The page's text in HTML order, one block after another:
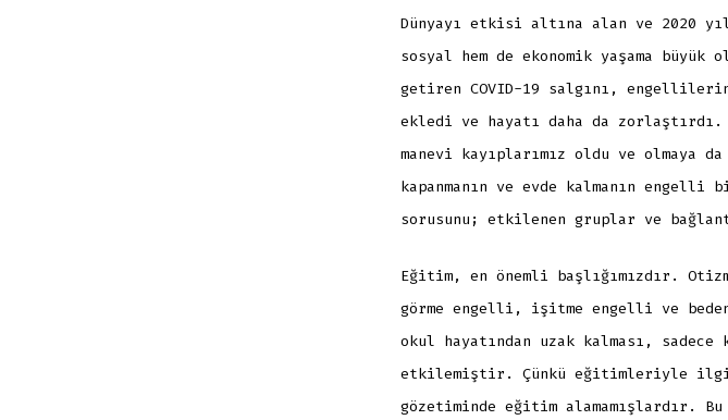
Dünyayı etkisi altına alan ve 2020
sosyal hem de ekonomik yaşama
getiren COVID-19 salgını,
ekledi ve hayatı daha da zorlaştırdı.
manevi kayıplarımız oldu ve olmaya
kapanmanın ve evde kalmanın
sorusunu; etkilenen gruplar ve
Eğitim, en önemli başlığımızdır.
görme engelli, işitme engelli ve
okul hayatından uzak kalması,
etkilemiştir. Çünkü eğitimleriyle
gözetiminde eğitim alamamışlardır.